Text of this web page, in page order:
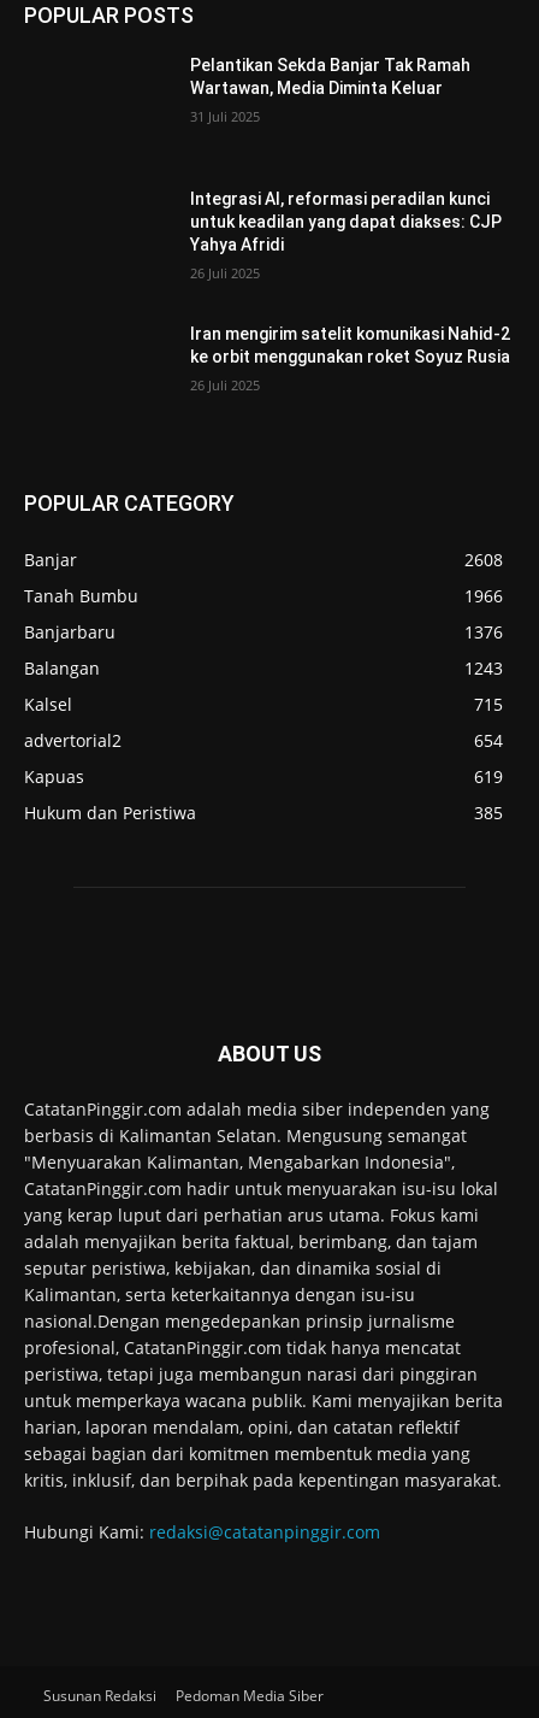
POPULAR POSTS
Pelantikan Sekda Banjar Tak Ramah
Wartawan, Media Diminta Keluar
31 Juli 2025
Integrasi AI, reformasi peradilan kunci
untuk keadilan yang dapat diakses: CJP
Yahya Afridi
26 Juli 2025
Iran mengirim satelit komunikasi Nahid-2
ke orbit menggunakan roket Soyuz Rusia
26 Juli 2025
POPULAR CATEGORY
Banjar
2608
Tanah Bumbu
1966
Banjarbaru
1376
Balangan
1243
Kalsel
715
advertorial2
654
Kapuas
619
Hukum dan Peristiwa
385
ABOUT US
CatatanPinggir.com adalah media siber independen yang
berbasis di Kalimantan Selatan. Mengusung semangat
"Menyuarakan Kalimantan, Mengabarkan Indonesia",
CatatanPinggir.com hadir untuk menyuarakan isu-isu lokal
yang kerap luput dari perhatian arus utama. Fokus kami
adalah menyajikan berita faktual, berimbang, dan tajam
seputar peristiwa, kebijakan, dan dinamika sosial di
Kalimantan, serta keterkaitannya dengan isu-isu
nasional.Dengan mengedepankan prinsip jurnalisme
profesional, CatatanPinggir.com tidak hanya mencatat
peristiwa, tetapi juga membangun narasi dari pinggiran
untuk memperkaya wacana publik. Kami menyajikan berita
harian, laporan mendalam, opini, dan catatan reflektif
sebagai bagian dari komitmen membentuk media yang
kritis, inklusif, dan berpihak pada kepentingan masyarakat.
Hubungi Kami: redaksi@catatanpinggir.com
Susunan Redaksi Pedoman Media Siber